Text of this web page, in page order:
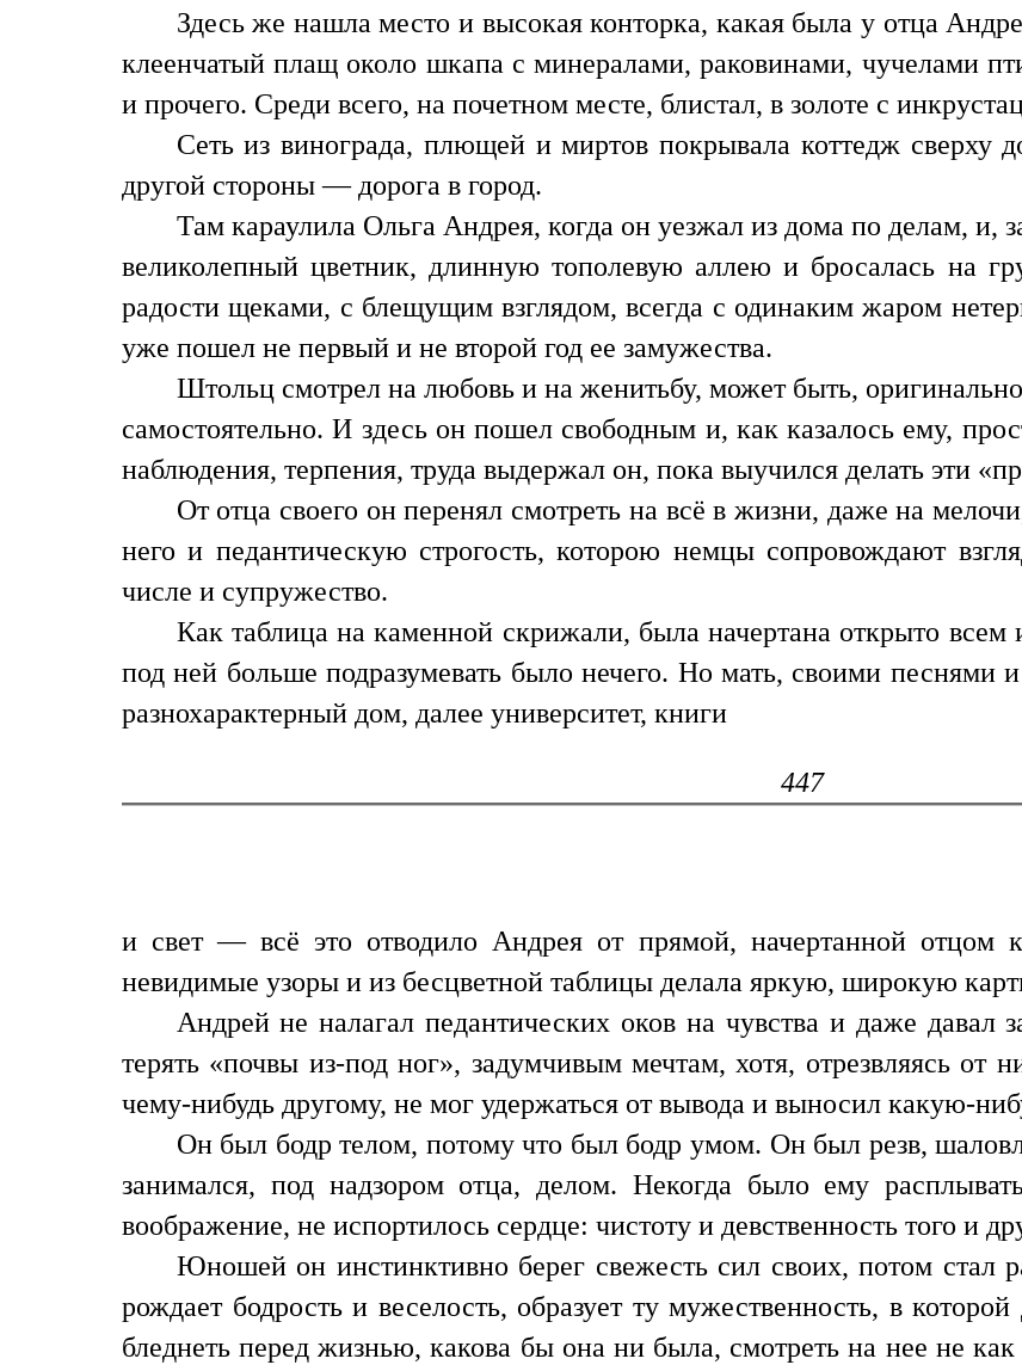
Здесь же нашла место и высокая конторка, какая была у отца
клеенчатый плащ около шкапа с минералами, раковинами, чучелами
и прочего. Среди всего, на почетном месте, блистал, в золоте с
Сеть из винограда, плющей и миртов покрывала коттедж сверху
другой стороны — дорога в город.
Там караулила Ольга Андрея, когда он уезжал из дома по делам, и,
великолепный цветник, длинную тополевую аллею и бросалась на
радости щеками, с блещущим взглядом, всегда с одинаким жаром
уже пошел не первый и не второй год ее замужества.
Штольц смотрел на любовь и на женитьбу, может быть,
самостоятельно. И здесь он пошел свободным и, как казалось ему,
наблюдения, терпения, труда выдержал он, пока выучился делать эти
От отца своего он перенял смотреть на всё в жизни, даже на
него и педантическую строгость, которою немцы сопровождают
числе и супружество.
Как таблица на каменной скрижали, была начертана открыто
под ней больше подразумевать было нечего. Но мать, своими
разнохарактерный дом, далее университет, книги
447
и свет — всё это отводило Андрея от прямой, начертанной отцом
невидимые узоры и из бесцветной таблицы делала яркую, широкую
Андрей не налагал педантических оков на чувства и даже давал
терять «почвы из-под ног», задумчивым мечтам, хотя, отрезвляясь от
чему-нибудь другому, не мог удержаться от вывода и выносил какую-
Он был бодр телом, потому что был бодр умом. Он был резв,
занимался, под надзором отца, делом. Некогда было ему
воображение, не испортилось сердце: чистоту и девственность того и
Юношей он инстинктивно берег свежесть сил своих, потом стал
рождает бодрость и веселость, образует ту мужественность, в
бледнеть перед жизнью, какова бы она ни была, смотреть на нее не